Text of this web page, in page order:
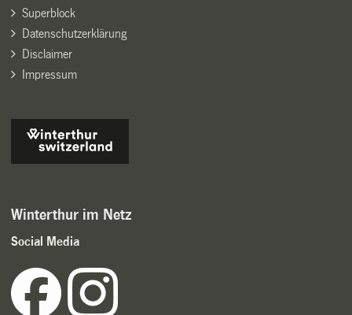
Superblock
Datenschutzerklärung
Disclaimer
Impressum
Winterthur im Netz
Social Media